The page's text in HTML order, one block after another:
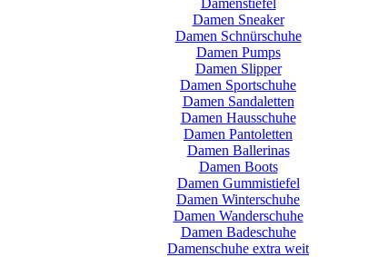
Damenstiefel
Damen Sneaker
Damen Schnürschuhe
Damen Pumps
Damen Slipper
Damen Sportschuhe
Damen Sandaletten
Damen Hausschuhe
Damen Pantoletten
Damen Ballerinas
Damen Boots
Damen Gummistiefel
Damen Winterschuhe
Damen Wanderschuhe
Damen Badeschuhe
Damenschuhe extra weit